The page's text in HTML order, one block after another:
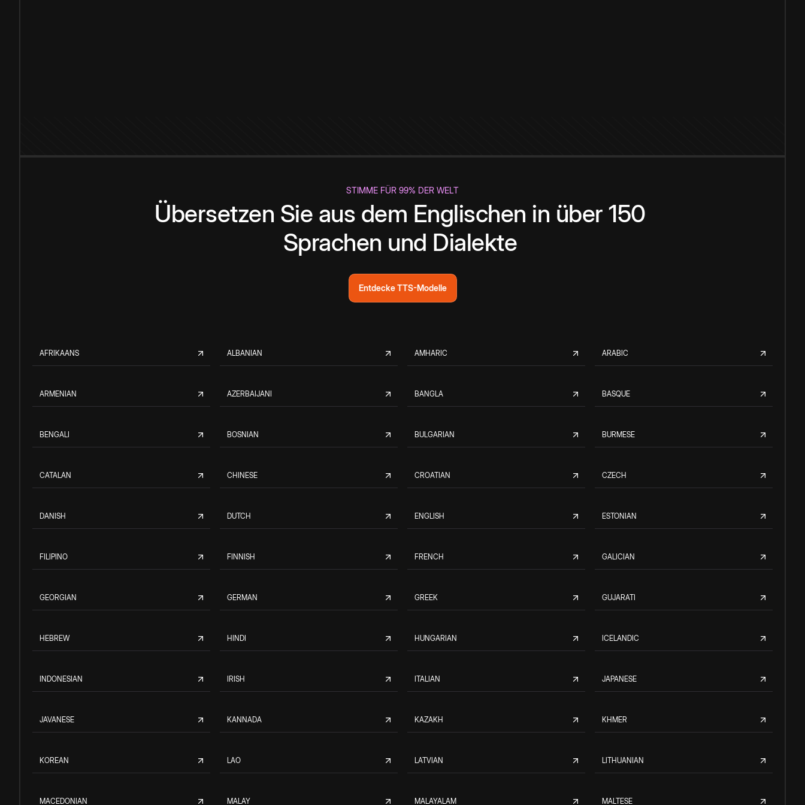
STIMME FÜR 99% DER WELT
Übersetzen Sie aus dem Englischen in über 150
Sprachen und Dialekte
Entdecke TTS-Modelle
AFRIKAANS ALBANIAN AMHARIC ARABIC
ARMENIAN AZERBAIJANI BANGLA BASQUE
BENGALI BOSNIAN BULGARIAN BURMESE
CATALAN CHINESE CROATIAN CZECH
DANISH DUTCH ENGLISH ESTONIAN
FILIPINO FINNISH FRENCH GALICIAN
GEORGIAN GERMAN GREEK GUJARATI
HEBREW HINDI HUNGARIAN ICELANDIC
INDONESIAN IRISH ITALIAN JAPANESE
JAVANESE KANNADA KAZAKH KHMER
KOREAN LAO LATVIAN LITHUANIAN
MACEDONIAN MALAY MALAYALAM MALTESE